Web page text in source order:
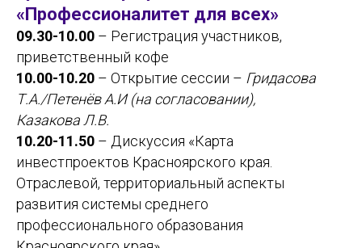
«Профессионалитет для всех»
09.30-10.00 – Регистрация участников,
приветственный кофе
10.00-10.20 – Открытие сессии – Гридасова
Т.А./Петенёв А.И (на согласовании),
Казакова Л.В.
10.20-11.50 – Дискуссия «Карта
инвестпроектов Красноярского края.
Отраслевой, территориальный аспекты
развития системы среднего
профессионального образования